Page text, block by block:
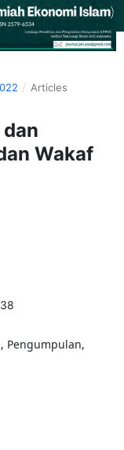
/ Articles
Wakaf
Pengumpulan,